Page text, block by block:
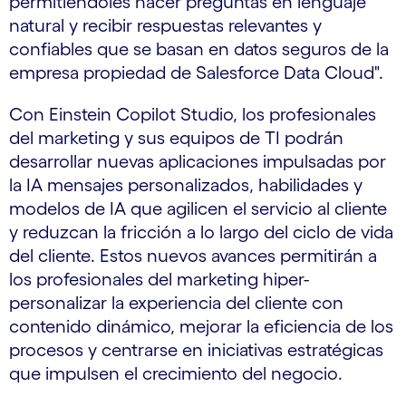
natural y recibir respuestas relevantes y
confiables que se basan en datos seguros de la
empresa propiedad de Salesforce Data Cloud".
Con Einstein Copilot Studio, los profesionales
del marketing y sus equipos de TI podrán
desarrollar nuevas aplicaciones impulsadas por
la IA mensajes personalizados, habilidades y
modelos de IA que agilicen el servicio al cliente
y reduzcan la fricción a lo largo del ciclo de vida
del cliente. Estos nuevos avances permitirán a
los profesionales del marketing hiper-
personalizar la experiencia del cliente con
contenido dinámico, mejorar la eficiencia de los
procesos y centrarse en iniciativas estratégicas
que impulsen el crecimiento del negocio.